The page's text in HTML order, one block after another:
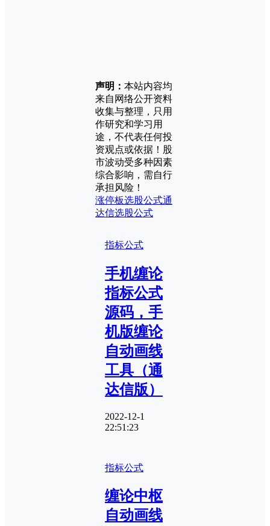
声明： 本站内容均
来自网络公开资料
收集与整理，只用
作研究和学习用
途，不代表任何投
资观点或依据！股
市波动受多种因素
综合影响，需自行
承担风险！
涨停板选股公式通
达信选股公式
指标公式
手机缠论
指标公式
源码，手
机版缠论
自动画线
工具（通
达信版）
2022-12-1
22:51:23
指标公式
缠论中枢
自动画线